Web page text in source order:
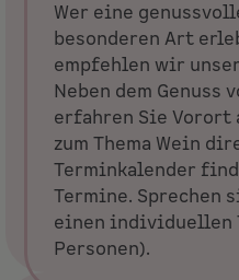
Wer eine
besonderen Art
empfehlen wir
Neben dem Genuss
erfahren Sie Vorort
zum Thema Wein
Terminkalender
Termine. Sprechen
einen individuellen
Personen).